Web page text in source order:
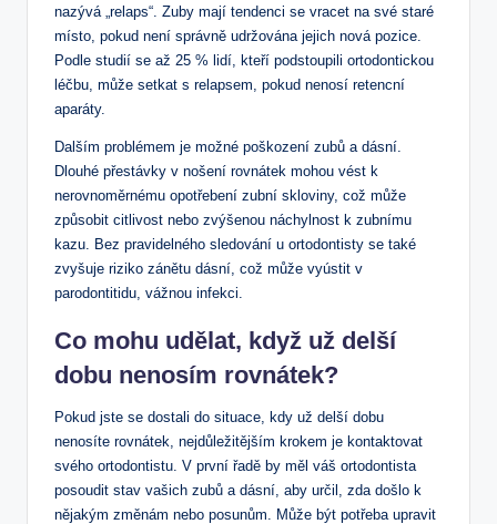
nazývá „relaps“. Zuby mají tendenci se vracet na své staré
místo, pokud není správně udržována jejich nová pozice.
Podle studií se až 25 % lidí, kteří podstoupili ortodontickou
léčbu, může setkat s relapsem, pokud nenosí retencní
aparáty.
Dalším problémem je možné poškození zubů a dásní.
Dlouhé přestávky v nošení rovnátek mohou vést k
nerovnoměrnému opotřebení zubní skloviny, což může
způsobit citlivost nebo zvýšenou náchylnost k zubnímu
kazu. Bez pravidelného sledování u ortodontisty se také
zvyšuje riziko zánětu dásní, což může vyústit v
parodontitidu, vážnou infekci.
Co mohu udělat, když už delší
dobu nenosím rovnátek?
Pokud jste se dostali do situace, kdy už delší dobu
nenosíte rovnátek, nejdůležitějším krokem je kontaktovat
svého ortodontistu. V první řadě by měl váš ortodontista
posoudit stav vašich zubů a dásní, aby určil, zda došlo k
nějakým změnám nebo posunům. Může být potřeba upravit